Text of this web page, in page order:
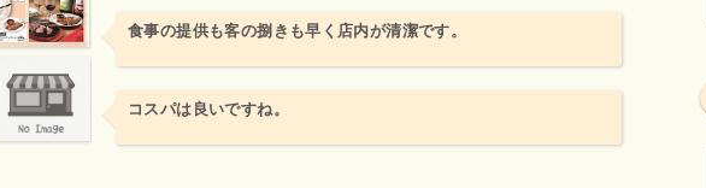
食事の提供も客の捌きも早く店内が清潔です。
コスパは良いですね。